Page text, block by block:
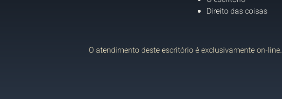
Direito das coisas
O atendimento deste escritório é exclusivamente on-line.